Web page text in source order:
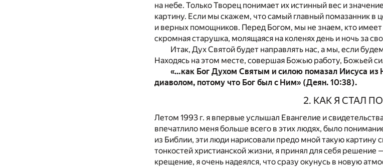
на небе. Только Творец понимает их истинный вес и
картину. Если мы скажем, что самый главный помазанник
и верных помощников. Перед Богом, мы не знаем, кто
скромная старушка, молящаяся на коленях день и ночь за
Итак, Дух Святой будет направлять нас, а мы, если
Находясь на этом месте, совершая Божью работу, Божьей
«…как Бог Духом Святым и силою помазал Иисуса из
диаволом, потому что Бог был с Ним» (Деян. 10:38).
2. КАК Я СТАЛ
Летом 1993 г. я впервые услышал Евангелие и
впечатлило меня больше всего в этих людях, было
из Библии, эти люди нарисовали предо мной такую картину
тонкостей христианской жизни, я принял для себя
крещение, я очень надеялся, что сразу окунусь в новую